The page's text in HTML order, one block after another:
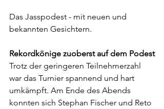
Das Jasspodest - mit neuen und
bekannten Gesichtern.
Rekordkönige zuoberst auf dem Podest
Trotz der geringeren Teilnehmerzahl
war das Turnier spannend und hart
umkämpft. Am Ende des Abends
konnten sich Stephan Fischer und Reto